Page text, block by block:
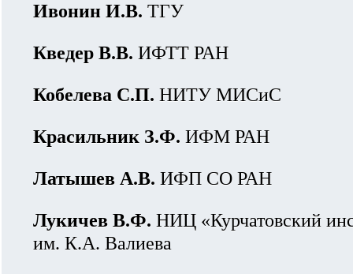
Ивонин И.В. ТГУ
Кведер В.В. ИФТТ РАН
Кобелева С.П. НИТУ МИСиС
Красильник З.Ф. ИФМ РАН
Латышев А.В. ИФП СО РАН
Лукичев В.Ф. НИЦ «Курчатовский
им. К.А. Валиева